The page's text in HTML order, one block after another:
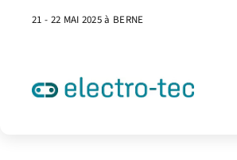
21 - 22 MAI 2025 à BERNE